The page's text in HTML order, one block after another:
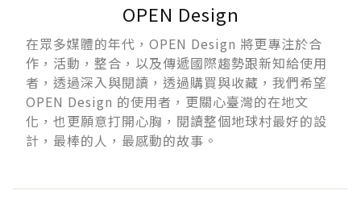
OPEN Design
在眾多媒體的年代，OPEN Design 將更專注於合
作，活動，整合，以及傳遞國際趨勢跟新知給使用
者，透過深入與閱讀，透過購買與收藏，我們希望
OPEN Design 的使用者，更關心臺灣的在地文
化，也更願意打開心胸，閱讀整個地球村最好的設
計，最棒的人，最感動的故事。